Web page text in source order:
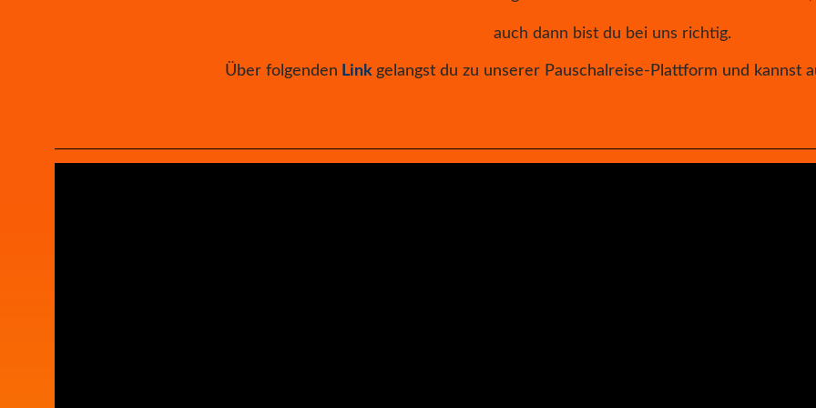
auch dann bist du bei uns richtig.
Über folgenden Link gelangst du zu unserer Pauschalreise-Plattform und kannst